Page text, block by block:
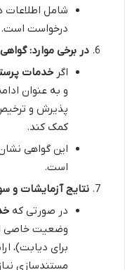
شامل اطلاعات
درخواست است.
در برخی موارد:
اگر خدمات
و به عنوان
پذیرش و
کمک کند.
این گواهی
است.
نتایج آزمایشات و
در صورتی که
وضعیت خاصی
برای دیابت)،
مستندسازی